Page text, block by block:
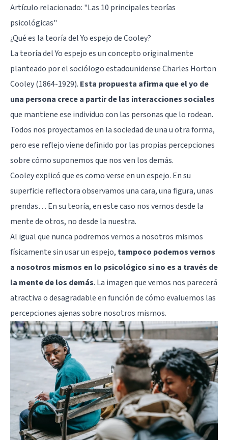
Artículo relacionado: "Las 10 principales teorías
psicológicas"
¿Qué es la teoría del Yo espejo de Cooley?
La teoría del Yo espejo es un concepto originalmente
planteado por el sociólogo estadounidense Charles Horton
Cooley (1864-1929). Esta propuesta afirma que el yo de
una persona crece a partir de las interacciones sociales
que mantiene ese individuo con las personas que lo rodean.
Todos nos proyectamos en la sociedad de una u otra forma,
pero ese reflejo viene definido por las propias percepciones
sobre cómo suponemos que nos ven los demás.
Cooley explicó que es como verse en un espejo. En su
superficie reflectora observamos una cara, una figura, unas
prendas… En su teoría, en este caso nos vemos desde la
mente de otros, no desde la nuestra.
Al igual que nunca podremos vernos a nosotros mismos
físicamente sin usar un espejo, tampoco podemos vernos
a nosotros mismos en lo psicológico si no es a través de
la mente de los demás. La imagen que vemos nos parecerá
atractiva o desagradable en función de cómo evaluemos las
percepciones ajenas sobre nosotros mismos.